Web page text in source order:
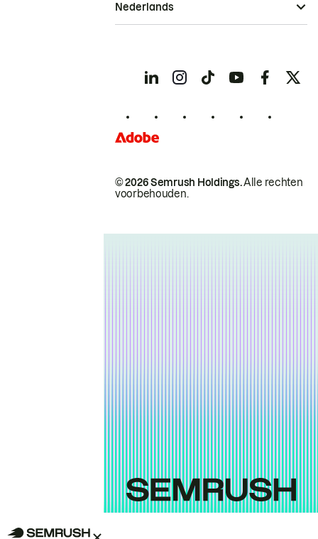
© 2026 Semrush Holdings.Alle rechten
voorbehouden.
Nederlands